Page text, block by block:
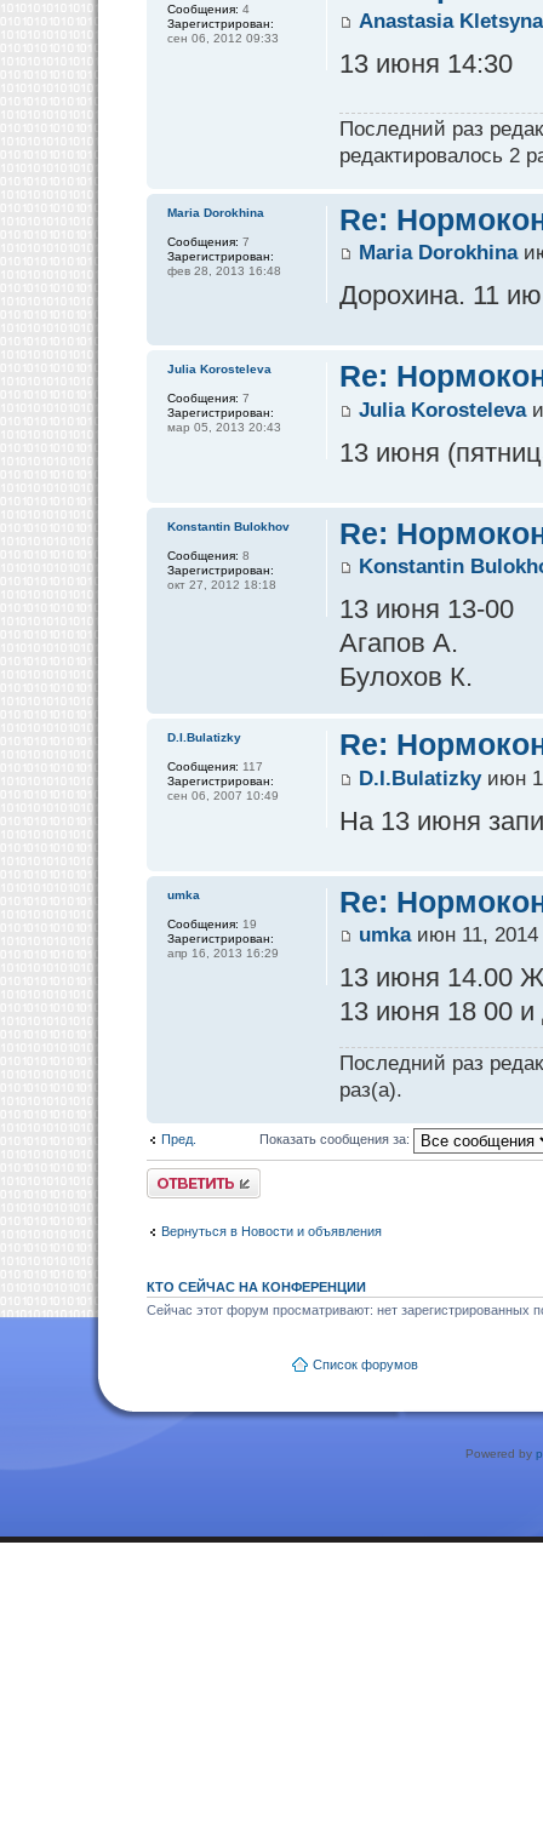
Anastasia Kletsyna
13 июня 14:30
Последний раз
редактировалось 2
Сообщения: 4
Зарегистрирован:
сен 06, 2012 09:33
Re:
Maria Dorokhina
Дорохина. 11
Maria Dorokhina
Сообщения: 7
Зарегистрирован:
фев 28, 2013 16:48
Re:
Julia Korosteleva
13 июня
Julia Korosteleva
Сообщения: 7
Зарегистрирован:
мар 05, 2013 20:43
Re:
Konstantin
13 июня 13-00
Агапов А.
Булохов К.
Konstantin Bulokhov
Сообщения: 8
Зарегистрирован:
окт 27, 2012 18:18
Re:
D.I.Bulatizkyиюн
На 13 июня
D.I.Bulatizky
Сообщения: 117
Зарегистрирован:
сен 06, 2007 10:49
Re:
umkaиюн 11, 2014
13 июня 14.00
13 июня 18 00
Последний раз
раз(а).
umka
Сообщения: 19
Зарегистрирован:
апр 16, 2013 16:29
Пред. Показать сообщения за:
Ответить
Вернуться в Новости и объявления
КТО СЕЙЧАС НА КОНФЕРЕНЦИИ
Сейчас этот форум просматривают: нет зарегистрированных
Список форумов
Powered by